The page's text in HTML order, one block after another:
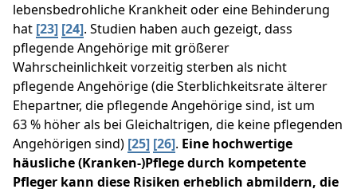
lebensbedrohliche Krankheit oder eine Behinderung
hat [23] [24]. Studien haben auch gezeigt, dass
pflegende Angehörige mit größerer
Wahrscheinlichkeit vorzeitig sterben als nicht
pflegende Angehörige (die Sterblichkeitsrate älterer
Ehepartner, die pflegende Angehörige sind, ist um
63 % höher als bei Gleichaltrigen, die keine pflegenden
Angehörigen sind) [25] [26]. Eine hochwertige
häusliche (Kranken-)Pflege durch kompetente
Pfleger kann diese Risiken erheblich abmildern, die